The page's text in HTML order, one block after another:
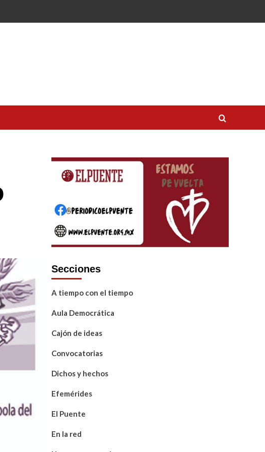
Secciones
A tiempo con el tiempo
Aula Democrática
Cajón de ideas
Convocatorias
Dichos y hechos
Efemérides
El Puente
En la red